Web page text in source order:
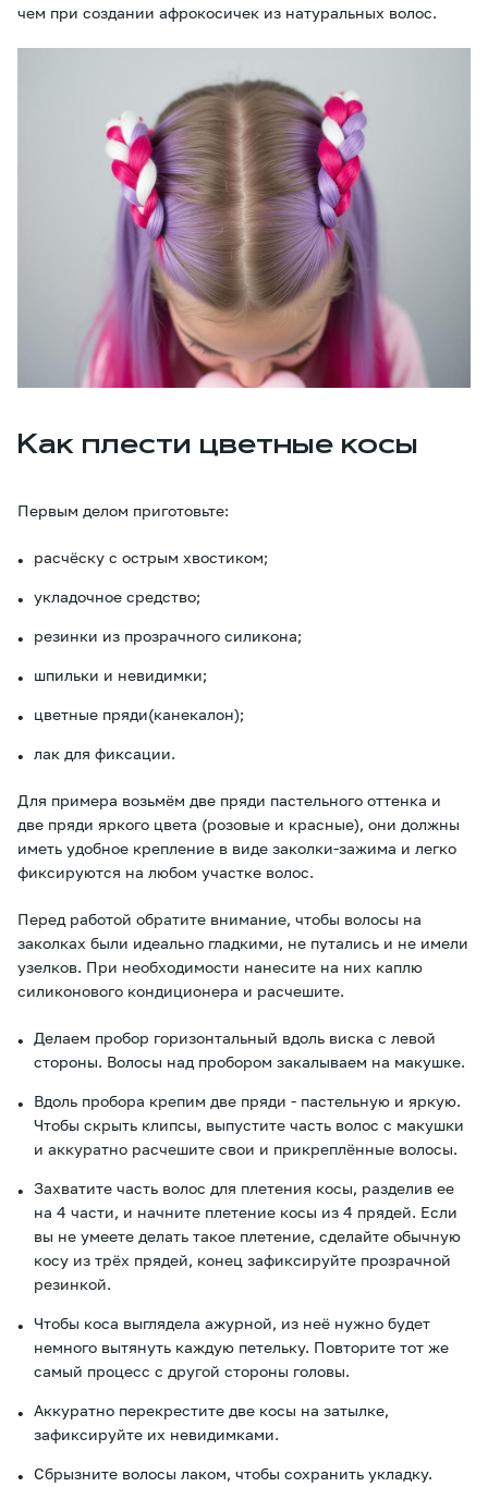
чем при создании афрокосичек из натуральных волос.
Как плести цветные косы
Первым делом приготовьте:
расчёску с острым хвостиком;
укладочное средство;
резинки из прозрачного силикона;
шпильки и невидимки;
цветные пряди(канекалон);
лак для фиксации.
Для примера возьмём две пряди пастельного оттенка и
две пряди яркого цвета (розовые и красные), они должны
иметь удобное крепление в виде заколки-зажима и легко
фиксируются на любом участке волос.
Перед работой обратите внимание, чтобы волосы на
заколках были идеально гладкими, не путались и не имели
узелков. При необходимости нанесите на них каплю
силиконового кондиционера и расчешите.
Делаем пробор горизонтальный вдоль виска с левой
стороны. Волосы над пробором закалываем на макушке.
Вдоль пробора крепим две пряди - пастельную и яркую.
Чтобы скрыть клипсы, выпустите часть волос с макушки
и аккуратно расчешите свои и прикреплённые волосы.
Захватите часть волос для плетения косы, разделив ее
на 4 части, и начните плетение косы из 4 прядей. Если
вы не умеете делать такое плетение, сделайте обычную
косу из трёх прядей, конец зафиксируйте прозрачной
резинкой.
Чтобы коса выглядела ажурной, из неё нужно будет
немного вытянуть каждую петельку. Повторите тот же
самый процесс с другой стороны головы.
Аккуратно перекрестите две косы на затылке,
зафиксируйте их невидимками.
Сбрызните волосы лаком, чтобы сохранить укладку.